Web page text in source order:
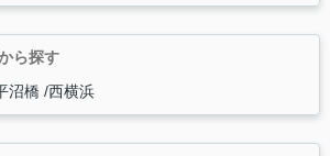
ら探す
沼橋 西横浜